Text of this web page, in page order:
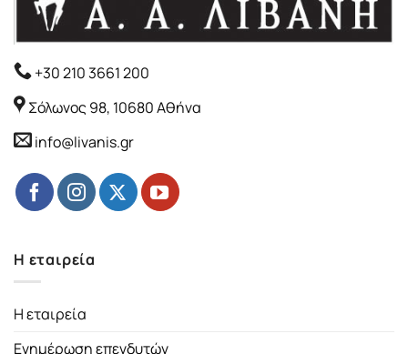
+30 210 3661 200
Σόλωνος 98, 10680 Αθήνα
info@livanis.gr
Η εταιρεία
Η εταιρεία
Ενημέρωση επενδυτών